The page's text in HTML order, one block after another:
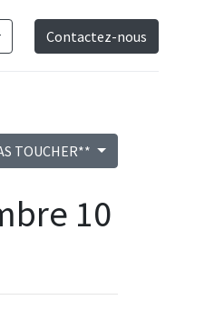
Contactez-nous
TOUCHER**
10